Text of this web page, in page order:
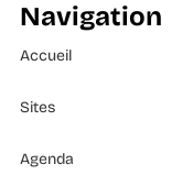
Navigation
Accueil
Sites
Agenda